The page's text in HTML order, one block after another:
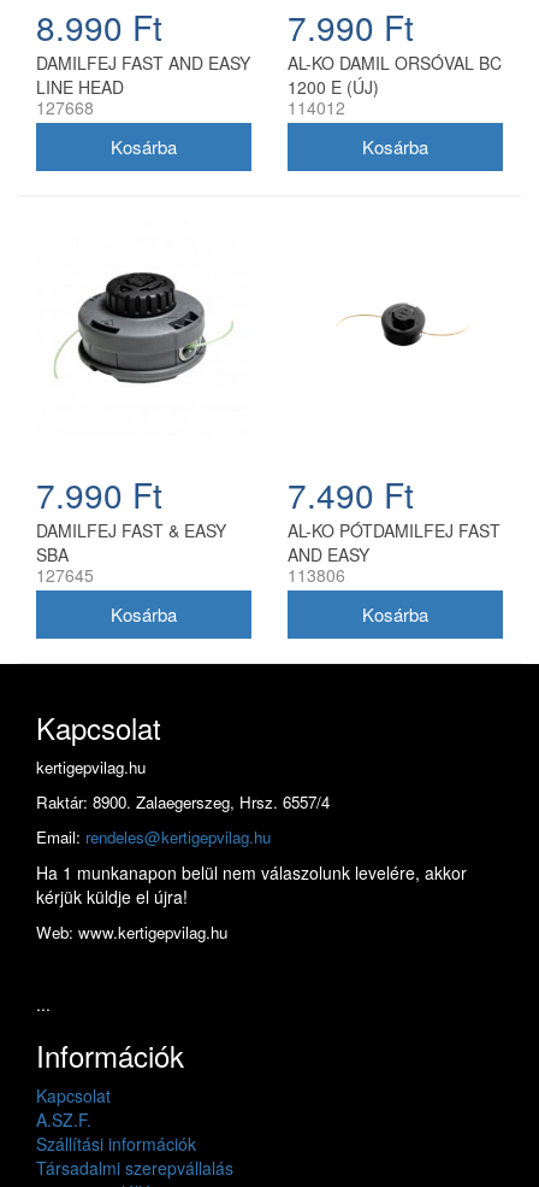
8.990 Ft
DAMILFEJ FAST AND EASY
LINE HEAD
127668
7.990 Ft
AL-KO DAMIL ORSÓVAL BC
1200 E (ÚJ)
114012
7.990 Ft
DAMILFEJ FAST & EASY
SBA
127645
7.490 Ft
AL-KO PÓTDAMILFEJ FAST
AND EASY
113806
Kapcsolat
kertigepvilag.hu
Raktár: 8900. Zalaegerszeg, Hrsz. 6557/4
Email: rendeles@kertigepvilag.hu
Ha 1 munkanapon belül nem válaszolunk levelére, akkor
kérjük küldje el újra!
Web: www.kertigepvilag.hu
...
Információk
Kapcsolat
A.SZ.F.
Szállítási információk
Társadalmi szerepvállalás